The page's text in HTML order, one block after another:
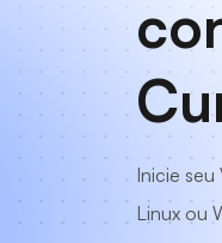
Inicie
Linux ou